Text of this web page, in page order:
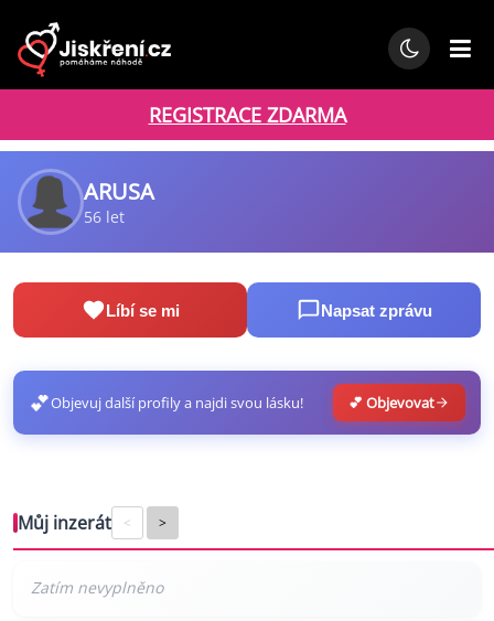
REGISTRACE ZDARMA
ARUSA
56 let
Líbí se mi Napsat zprávu
💕Objevuj další profily a najdi svou lásku! 💕 Objevovat
Můj inzerát < >